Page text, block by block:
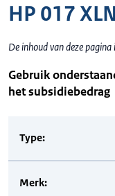
HP 017 XLN
De inhoud van deze
Gebruik
het subsidiebedrag
Type:
Merk: